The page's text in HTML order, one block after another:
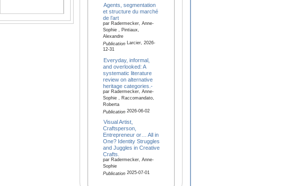
Agents, segmentation
et structure du marché
de l’art
par Radermecker, Anne-
Sophie , Pintiaux,
Alexandre
PublicationLarcier, 2026-
12-31
Everyday, informal,
and overlooked: A
systematic literature
review on alternative
heritage categories.-
par Radermecker, Anne-
Sophie , Raccomandato,
Roberta
Publication2026-06-02
Visual Artist,
Craftsperson,
Entrepreneur or… All in
One? Identity Struggles
and Juggles in Creative
Crafts.
par Radermecker, Anne-
Sophie
Publication2025-07-01